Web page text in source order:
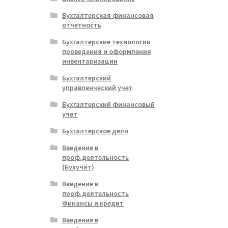
Бухгалтерская финансовая
отчетность
Бухгалтерские технологии
проведения и оформления
инвентаризации
Бухгалтерский
управленческий учет
Бухгалтерский финансовый
учет
Бухгалтерское дело
Введение в
проф.деятельность
(Бухучёт)
Введение в
проф.деятельность
Финансы и кредит
Введение в